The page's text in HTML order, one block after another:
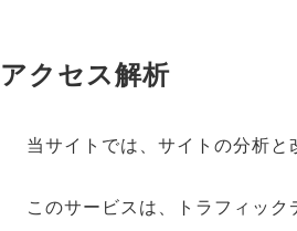
アクセス解析
当サイトでは、サイトの分析
このサービスは、トラフィッ